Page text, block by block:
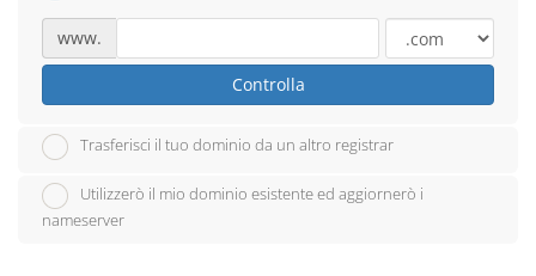
www.
Controlla
Trasferisci il tuo dominio da un altro registrar
Utilizzerò il mio dominio esistente ed aggiornerò i
nameserver